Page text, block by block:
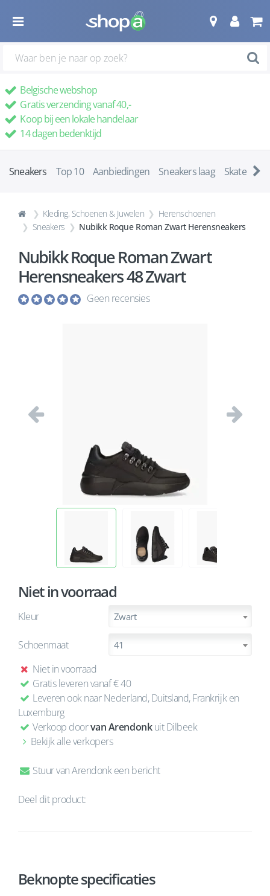
Belgische webshop
Gratis verzending vanaf 40,-
Koop bij een lokale handelaar
14 dagen bedenktijd
Sneakers Top 10 Aanbiedingen Sneakers laag
Kleding, Schoenen & Juwelen
Herenschoenen
Sneakers
Nubikk Roque Roman Zwart Herensneakers
Nubikk Roque Roman Zwart
Herensneakers 48 Zwart
Geen recensies
Vorige
Niet in voorraad
Kleur Zwart
Schoenmaat 41
Niet in voorraad
Gratis leveren vanaf € 40
Leveren ook naar Nederland, Duitsland, Frankrijk en
Luxemburg
Verkoop doorvan Arendonkuit Dilbeek
Bekijk alle verkopers
Stuur van Arendonk een bericht
Deel dit product:
Beknopte specificaties